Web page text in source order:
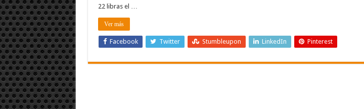
22 libras el …
Ver más
Facebook Twitter Stumbleupon LinkedIn Pinterest